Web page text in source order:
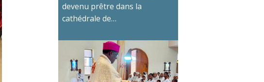
devenu prêtre dans la
cathédrale de…